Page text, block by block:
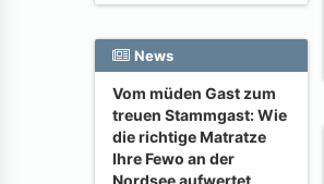
News
Vom müden Gast zum
treuen Stammgast: Wie
die richtige Matratze
Ihre Fewo an der
Nordsee aufwertet